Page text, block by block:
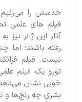
حدسش را می‌زنیم که
آثار این ژانر نیز به
رفته باشند؛ اما چنین
تورو یک فیلم علمی
خوبی نشان می‌دهد که
بشری چه رنج‌ها و